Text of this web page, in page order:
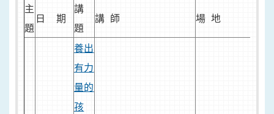
主
題
日 期
講
題
講 師 場 地
養出
有力
量的
孩